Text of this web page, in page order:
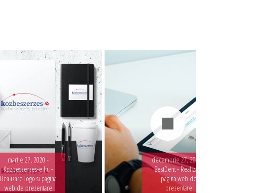
martie 27, 2020 -
Kozbeszerzes-e.hu -
Realizare logo si pagina
web de prezentare
decembrie 27, 2019 -
BestDent - Realizare
pagina web de
prezentare